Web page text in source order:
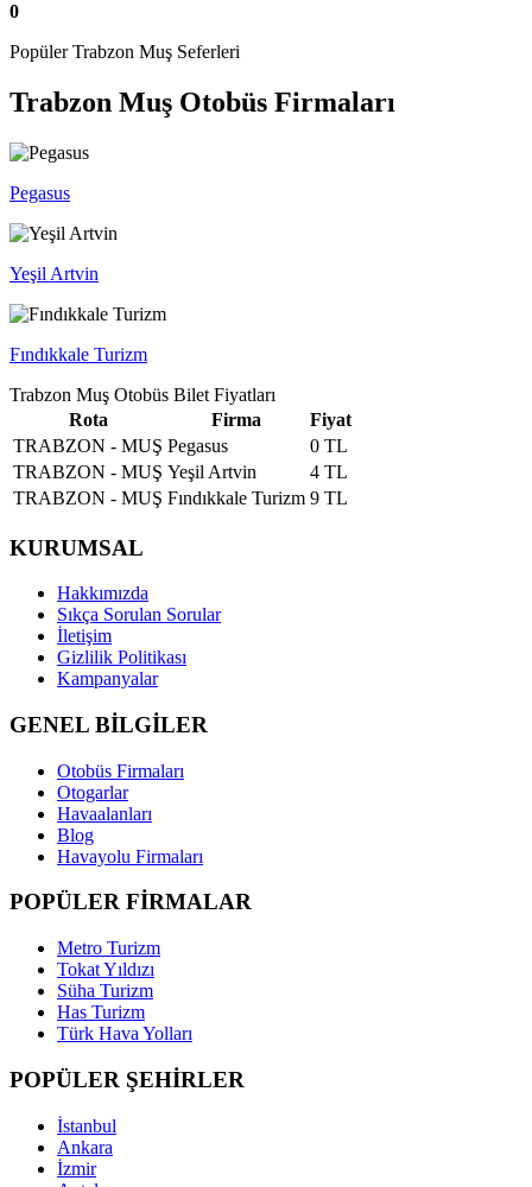
0
Popüler Trabzon Muş Seferleri
Trabzon Muş Otobüs Firmaları
Pegasus
Yeşil Artvin
Fındıkkale Turizm
Trabzon Muş Otobüs Bilet Fiyatları
Rota
Firma
Fiyat
TRABZON - MUŞ Pegasus
0 TL
TRABZON - MUŞ Yeşil Artvin
4 TL
TRABZON - MUŞ Fındıkkale Turizm 9 TL
KURUMSAL
Hakkımızda
Sıkça Sorulan Sorular
İletişim
Gizlilik Politikası
Kampanyalar
GENEL BİLGİLER
Otobüs Firmaları
Otogarlar
Havaalanları
Blog
Havayolu Firmaları
POPÜLER FİRMALAR
Metro Turizm
Tokat Yıldızı
Süha Turizm
Has Turizm
Türk Hava Yolları
POPÜLER ŞEHİRLER
İstanbul
Ankara
İzmir